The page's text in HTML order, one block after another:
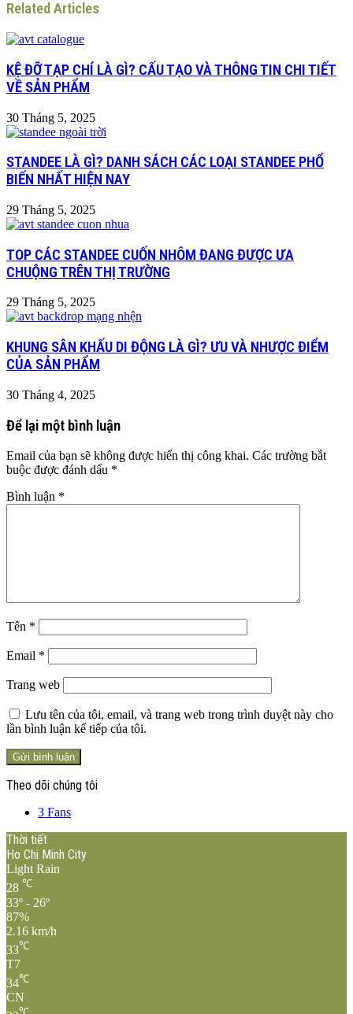
Related Articles
KỆ ĐỠ TẠP CHÍ LÀ GÌ? CẤU TẠO VÀ THÔNG TIN CHI TIẾT
VỀ SẢN PHẨM
30 Tháng 5, 2025
STANDEE LÀ GÌ? DANH SÁCH CÁC LOẠI STANDEE PHỔ
BIẾN NHẤT HIỆN NAY
29 Tháng 5, 2025
TOP CÁC STANDEE CUỐN NHÔM ĐANG ĐƯỢC ƯA
CHUỘNG TRÊN THỊ TRƯỜNG
29 Tháng 5, 2025
KHUNG SÂN KHẤU DI ĐỘNG LÀ GÌ? ƯU VÀ NHƯỢC ĐIỂM
CỦA SẢN PHẨM
30 Tháng 4, 2025
Để lại một bình luận
Email của bạn sẽ không được hiển thị công khai. Các trường bắt
buộc được đánh dấu *
Bình luận *
Tên *
Email *
Trang web
Lưu tên của tôi, email, và trang web trong trình duyệt này cho
lần bình luận kế tiếp của tôi.
Theo dõi chúng tôi
3 Fans
Thời tiết
Ho Chi Minh City
Light Rain
28 ℃
33º - 26º
87%
2.16 km/h
33℃
T7
34℃
CN